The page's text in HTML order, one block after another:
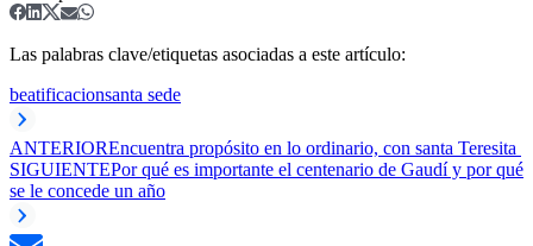
Las palabras clave/etiquetas asociadas a este artículo:
beatificacionsanta sede
ANTERIOREncuentra propósito en lo ordinario, con santa Teresita
SIGUIENTEPor qué es importante el centenario de Gaudí y por qué
se le concede un año